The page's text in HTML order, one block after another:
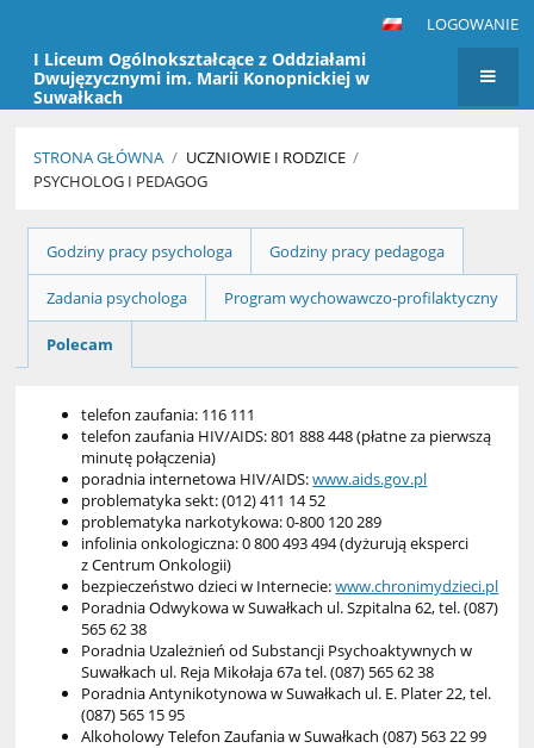
LOGOWANIE
I Liceum Ogólnokształcące z Oddziałami
Dwujęzycznymi im. Marii Konopnickiej w
Suwałkach
STRONA GŁÓWNA / UCZNIOWIE I RODZICE /
PSYCHOLOG I PEDAGOG
Psycholog
pedagog
Godziny pracy psychologa Godziny pracy pedagoga
Zadania psychologa Program wychowawczo-profilaktyczny
Polecam
telefon zaufania: 116 111
telefon zaufania HIV/AIDS: 801 888 448 (płatne za pierwszą
minutę połączenia)
poradnia internetowa HIV/AIDS:www.aids.gov.pl
problematyka sekt: (012) 411 14 52
problematyka narkotykowa: 0-800 120 289
infolinia onkologiczna: 0 800 493 494 (dyżurują eksperci
z Centrum Onkologii)
bezpieczeństwo dzieci w Internecie:www.chronimydzieci.pl
Poradnia Odwykowa w Suwałkach ul. Szpitalna 62, tel. (087)
565 62 38
Poradnia Uzależnień od Substancji Psychoaktywnych w
Suwałkach ul. Reja Mikołaja 67a tel. (087) 565 62 38
Poradnia Antynikotynowa w Suwałkach ul. E. Plater 22, tel.
(087) 565 15 95
Alkoholowy Telefon Zaufania w Suwałkach (087) 563 22 99